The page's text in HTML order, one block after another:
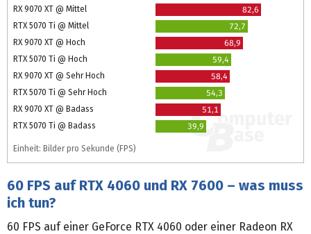
RX 9070 XT @ Mittel
82,6
RTX 5070 Ti @ Mittel
72,7
RX 9070 XT @ Hoch
68,9
RTX 5070 Ti @ Hoch
59,4
RX 9070 XT @ Sehr Hoch
58,4
RTX 5070 Ti @ Sehr Hoch
54,3
RX 9070 XT @ Badass
51,1
RTX 5070 Ti @ Badass
39,9
Einheit: Bilder pro Sekunde (FPS)
60 FPS auf RTX 4060 und RX 7600 – was muss
ich tun?
60 FPS auf einer GeForce RTX 4060 oder einer Radeon RX